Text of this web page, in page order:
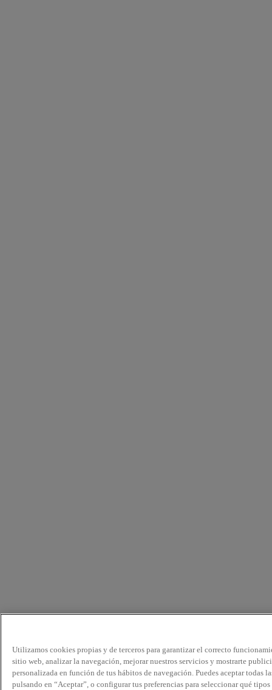
Utilizamos cookies propias y de terceros para garantizar el correcto
sitio web, analizar la navegación, mejorar nuestros servicios y mostrarte
personalizada en función de tus hábitos de navegación. Puedes aceptar todas
pulsando en “Aceptar”, o configurar tus preferencias para seleccionar qué tipos